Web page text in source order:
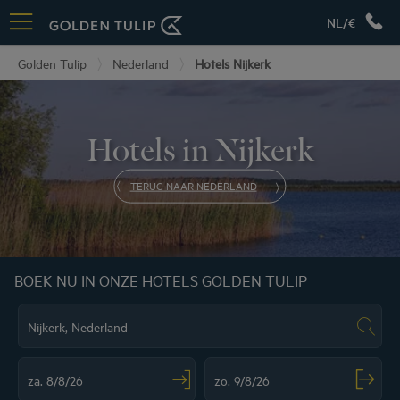
NL/€
Golden Tulip Nederland Hotels Nijkerk
Hotels in Nijkerk
TERUG NAAR NEDERLAND
BOEK NU IN ONZE HOTELS GOLDEN TULIP